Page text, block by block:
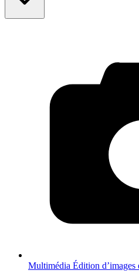
Multimédia Édition d’images